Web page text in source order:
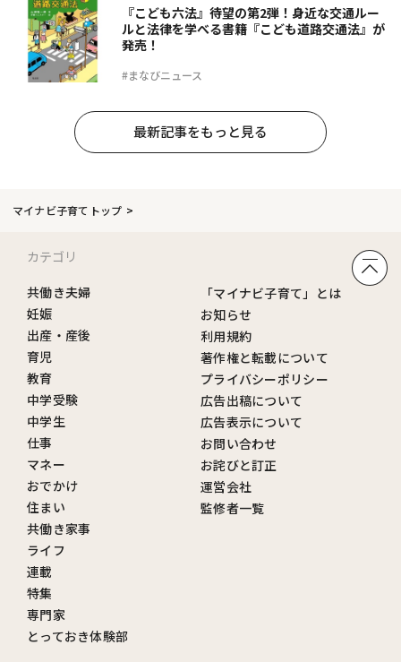
#まなびニュース
『こども六法』待望の第2弾！身近な交通ルー
ルと法律を学べる書籍『こども道路交通法』が
発売！
最新記事をもっと見る
マイナビ子育てトップ
カテゴリ
共働き夫婦
妊娠
出産・産後
育児
教育
中学受験
中学生
仕事
マネー
おでかけ
住まい
共働き家事
ライフ
連載
特集
専門家
とっておき体験部
「マイナビ子育て」とは
お知らせ
利用規約
著作権と転載について
プライバシーポリシー
広告出稿について
広告表示について
お問い合わせ
お詫びと訂正
運営会社
監修者一覧